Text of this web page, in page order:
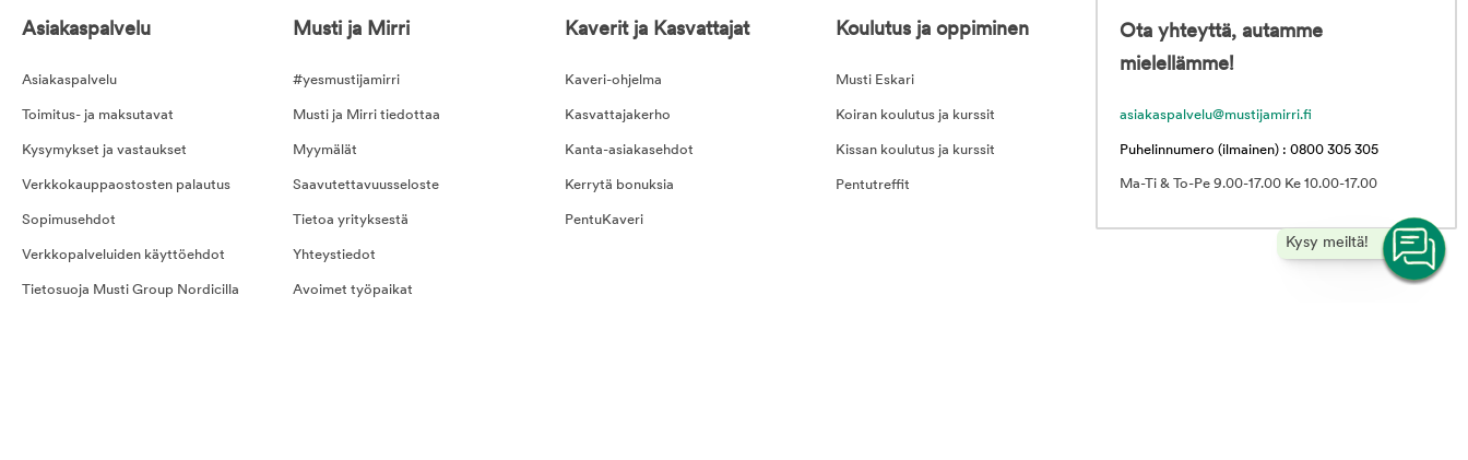
Kysy meiltä!
Asiakaspalvelu
Asiakaspalvelu
Toimitus- ja maksutavat
Kysymykset ja vastaukset
Verkkokauppaostosten palautus
Sopimusehdot
Verkkopalveluiden käyttöehdot
Tietosuoja Musti Group Nordicilla
Musti ja Mirri
#yesmustijamirri
Musti ja Mirri tiedottaa
Myymälät
Saavutettavuusseloste
Tietoa yrityksestä
Yhteystiedot
Avoimet työpaikat
Kaverit ja Kasvattajat
Kaveri-ohjelma
Kasvattajakerho
Kanta-asiakasehdot
Kerrytä bonuksia
PentuKaveri
Koulutus ja oppiminen
Musti Eskari
Koiran koulutus ja kurssit
Kissan koulutus ja kurssit
Pentutreffit
Ota yhteyttä, autamme
mielellämme!
asiakaspalvelu@mustijamirri.fi
Puhelinnumero (ilmainen) : 0800 305 305
Ma-Ti & To-Pe 9.00-17.00 Ke 10.00-17.00